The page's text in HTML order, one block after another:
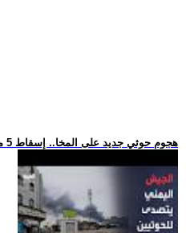
.. هجوم حوثي جديد على المخا.. إسقاط 5 مسيرات وتحطم صاروخين في ا